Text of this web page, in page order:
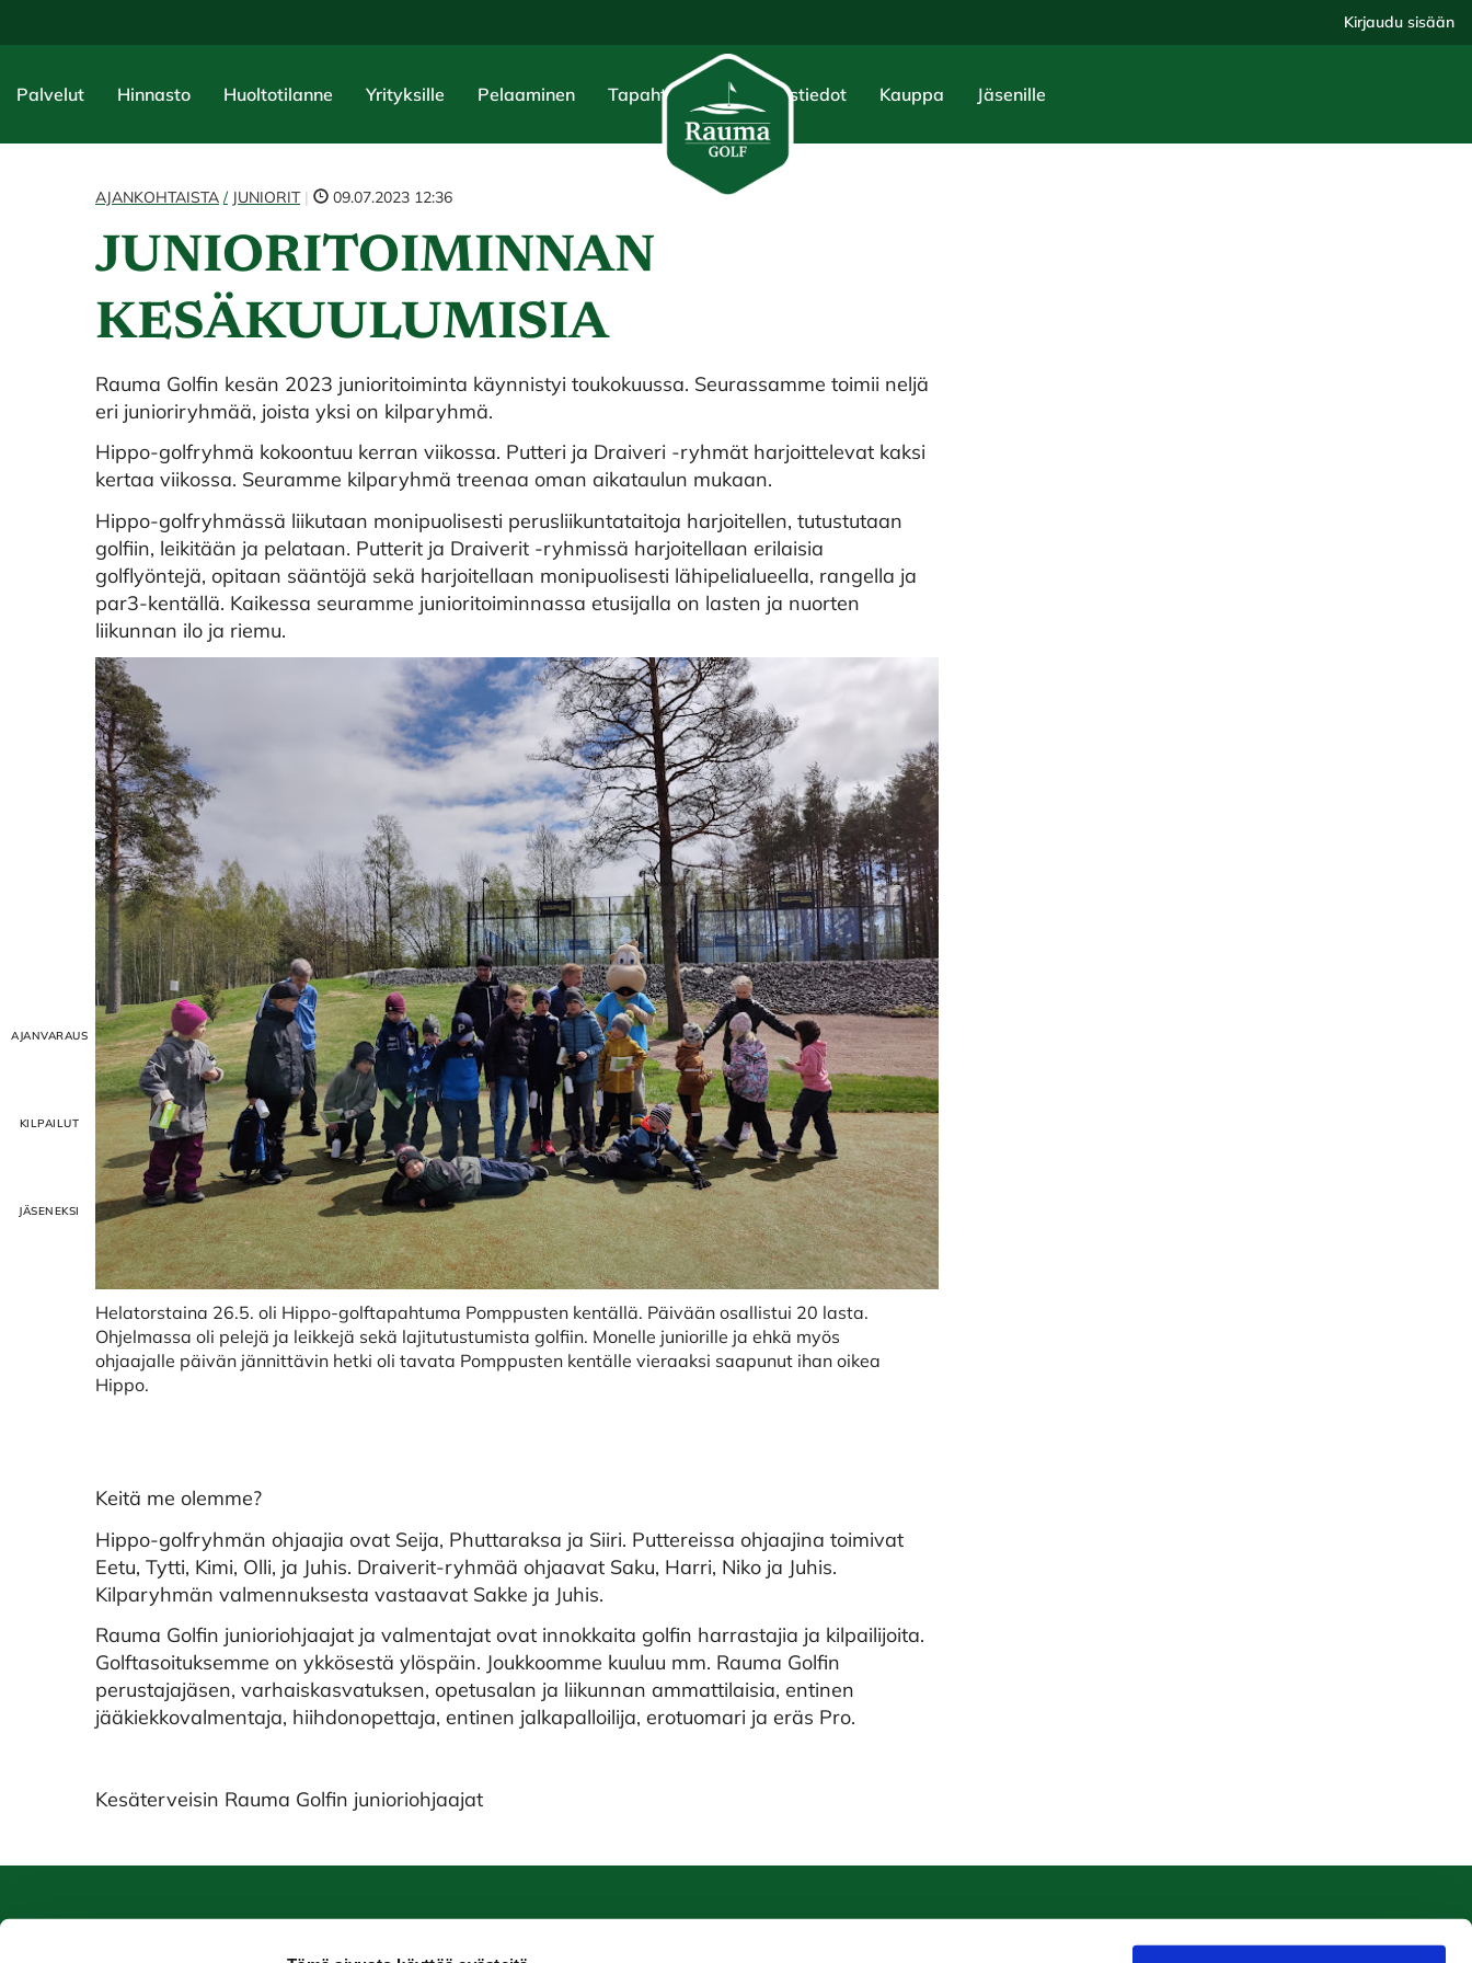
Kirjaudu sisään
Palvelut Hinnasto Huoltotilanne Yrityksille Pelaaminen Tapahtumat Yhteystiedot Kauppa Jäsenille
AJANKOHTAISTA JUNIORIT | 09.07.2023 12:36
JUNIORITOIMINNAN
KESÄKUULUMISIA
Rauma Golfin kesän 2023 junioritoiminta käynnistyi toukokuussa. Seurassamme toimii neljä
eri junioriryhmää, joista yksi on kilparyhmä.
Hippo-golfryhmä kokoontuu kerran viikossa. Putteri ja Draiveri -ryhmät harjoittelevat kaksi
kertaa viikossa. Seuramme kilparyhmä treenaa oman aikataulun mukaan.
Hippo-golfryhmässä liikutaan monipuolisesti perusliikuntataitoja harjoitellen, tutustutaan
golfiin, leikitään ja pelataan. Putterit ja Draiverit -ryhmissä harjoitellaan erilaisia
golflyöntejä, opitaan sääntöjä sekä harjoitellaan monipuolisesti lähipelialueella, rangella ja
par3-kentällä. Kaikessa seuramme junioritoiminnassa etusijalla on lasten ja nuorten
liikunnan ilo ja riemu.
Helatorstaina 26.5. oli Hippo-golftapahtuma Pomppusten kentällä. Päivään osallistui 20 lasta.
Ohjelmassa oli pelejä ja leikkejä sekä lajitutustumista golfiin. Monelle juniorille ja ehkä myös
ohjaajalle päivän jännittävin hetki oli tavata Pomppusten kentälle vieraaksi saapunut ihan oikea
Hippo.
Keitä me olemme?
Hippo-golfryhmän ohjaajia ovat Seija, Phuttaraksa ja Siiri. Puttereissa ohjaajina toimivat
Eetu, Tytti, Kimi, Olli, ja Juhis. Draiverit-ryhmää ohjaavat Saku, Harri, Niko ja Juhis.
Kilparyhmän valmennuksesta vastaavat Sakke ja Juhis.
Rauma Golfin junioriohjaajat ja valmentajat ovat innokkaita golfin harrastajia ja kilpailijoita.
Golftasoituksemme on ykkösestä ylöspäin. Joukkoomme kuuluu mm. Rauma Golfin
perustajajäsen, varhaiskasvatuksen, opetusalan ja liikunnan ammattilaisia, entinen
jääkiekkovalmentaja, hiihdonopettaja, entinen jalkapalloilija, erotuomari ja eräs Pro.
Kesäterveisin Rauma Golfin junioriohjaajat